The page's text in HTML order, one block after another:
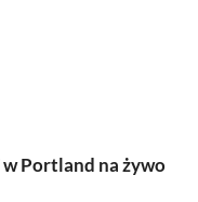
w Portland na żywo